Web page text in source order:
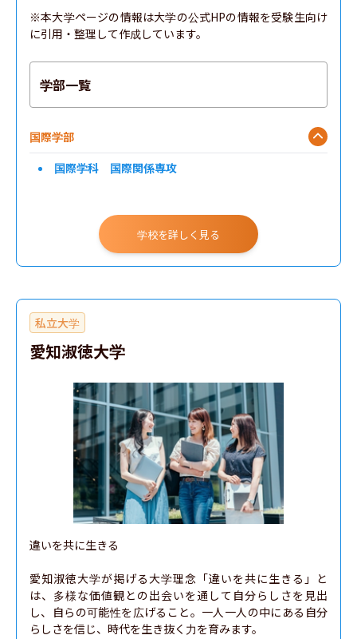
※本大学ページの情報は大学の公式HPの情報を受験生向け
に引用・整理して作成しています。
学部一覧
国際学部
国際学科 国際関係専攻
学校を詳しく見る
私立大学
愛知淑徳大学
違いを共に生きる
愛知淑徳大学が掲げる大学理念「違いを共に生きる」と
は、多様な価値観との出会いを通して自分らしさを見出
し、自らの可能性を広げること。一人一人の中にある自分
らしさを信じ、時代を生き抜く力を育みます。